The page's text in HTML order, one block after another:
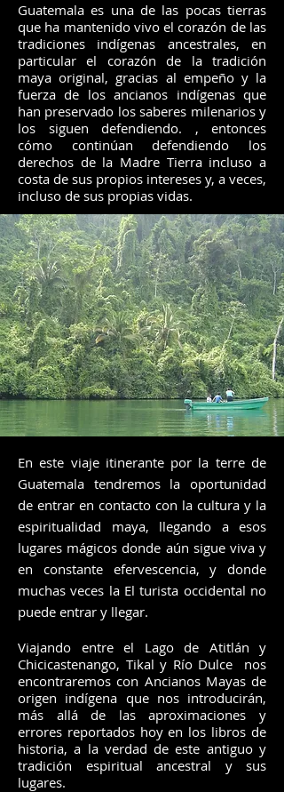
Guatemala es una de las pocas tierras
que ha mantenido vivo el corazón de las
tradiciones indígenas ancestrales, en
particular el corazón de la tradición
maya original, gracias al empeño y la
fuerza de los ancianos indígenas que
han preservado los saberes milenarios y
los siguen defendiendo. , entonces
cómo continúan defendiendo los
derechos de la Madre Tierra incluso a
costa de sus propios intereses y, a veces,
incluso de sus propias vidas.
En este viaje itinerante por la terre de
Guatemala tendremos la oportunidad
de entrar en contacto con la cultura y la
espiritualidad maya, llegando a esos
lugares mágicos donde aún sigue viva y
en constante efervescencia, y donde
muchas veces la El turista occidental no
puede entrar y llegar.
Viajando entre el Lago de Atitlán y
Chicicastenango, Tikal y Río Dulce nos
encontraremos con Ancianos Mayas de
origen indígena que nos introducirán,
más allá de las aproximaciones y
errores reportados hoy en los libros de
historia, a la verdad de este antiguo y
tradición espiritual ancestral y sus
lugares.